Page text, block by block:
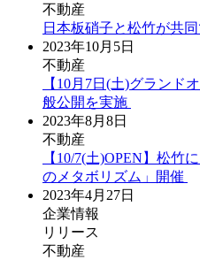
不動産
日本板硝子と松竹が共
2023年10月5日
不動産
【10⽉7⽇(⼟)グラン
般公開を実施
2023年8月8日
不動産
【10/7(土)OPEN】松
のメタボリズム」開催
2023年4月27日
企業情報
リリース
不動産